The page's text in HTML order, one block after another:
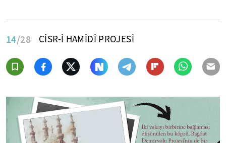
14/28 CİSR-İ HAMİDİ PROJESİ